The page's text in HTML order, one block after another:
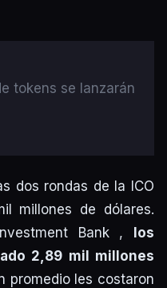
tokens se lanzarán
dos rondas de la ICO
millones de dólares.
Bank , los
2,89 mil millones
promedio les costaron